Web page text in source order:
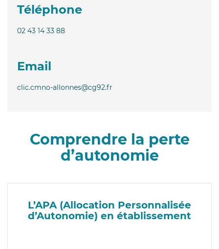
Téléphone
02 43 14 33 88
Email
clic.cmno-allonnes@cg92.fr
Comprendre la perte
d’autonomie
L’APA (Allocation Personnalisée
d’Autonomie) en établissement